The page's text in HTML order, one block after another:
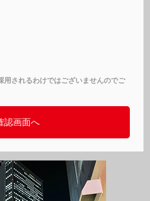
用されるわけではございませんのでご